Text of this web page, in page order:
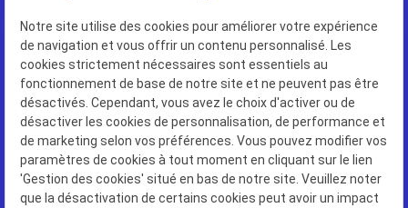
place
103 ter rue de belleville
33000BORDEAUX
phone 05 56 52 97 66
Notre site utilise des cookies pour améliorer votre expérience
de navigation et vous offrir un contenu personnalisé. Les
cookies strictement nécessaires sont essentiels au
fonctionnement de base de notre site et ne peuvent pas être
désactivés. Cependant, vous avez le choix d'activer ou de
désactiver les cookies de personnalisation, de performance et
de marketing selon vos préférences. Vous pouvez modifier vos
paramètres de cookies à tout moment en cliquant sur le lien
'Gestion des cookies' situé en bas de notre site. Veuillez noter
que la désactivation de certains cookies peut avoir un impact